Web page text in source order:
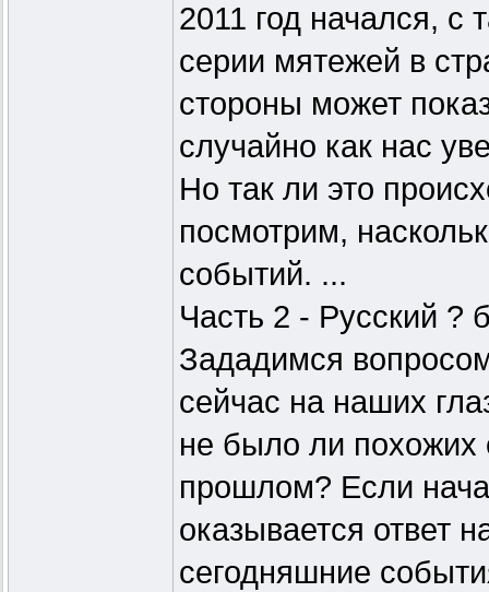
2011 год начался, с
серии мятежей в
стороны может
случайно как нас
Но так ли это
посмотрим,
событий. ...
Часть 2 - Русский ?
Зададимся
сейчас на наших
не было ли похожих
прошлом? Если
оказывается ответ
сегодняшние